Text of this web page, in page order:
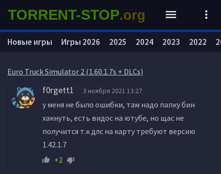
Euro Truck Simulator 2 (1.60.1.7s + DLCs)
f0rgett1 3 ноября 2021 13:27
у меня не было ошибки, там надо папку бин
хакнуть, есть видос на ютубе, но щас не
получится т.к длс на карту требуют версию
1.42.1.7
+2
Новые игры Игры 2026 2025 2024 2023 2022
TORRENT-STOP.org